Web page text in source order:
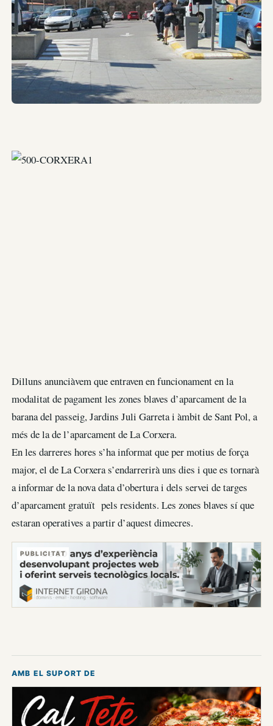
Dilluns anunciàvem que entraven en funcionament en la
modalitat de pagament les zones blaves d’aparcament de la
barana del passeig, Jardins Juli Garreta i àmbit de Sant Pol, a
més de la de l’aparcament de La Corxera.
En les darreres hores s’ha informat que per motius de força
major, el de La Corxera s’endarrerirà uns dies i que es tornarà
a informar de la nova data d’obertura i dels servei de targes
d’aparcament gratuït pels residents. Les zones blaves sí que
estaran operatives a partir d’aquest dimecres.
PUBLICITAT
AMB EL SUPORT DE